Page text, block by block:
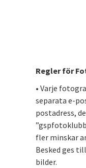
Regler för
• Varje
separata e-
postadress,
fler minskar
Besked ges
bilder.